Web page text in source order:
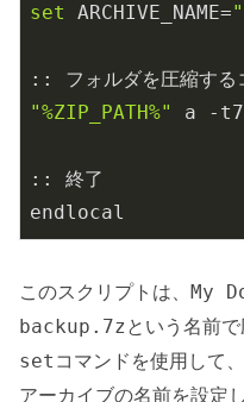
set
ARCHIVE_NAME=
"%ZIP_PATH%"
a -
:: 終了
endlocal
このスクリプトは、 My
backup.7zという名前で
set コマンドを使用して
アーカイブの名前を設定